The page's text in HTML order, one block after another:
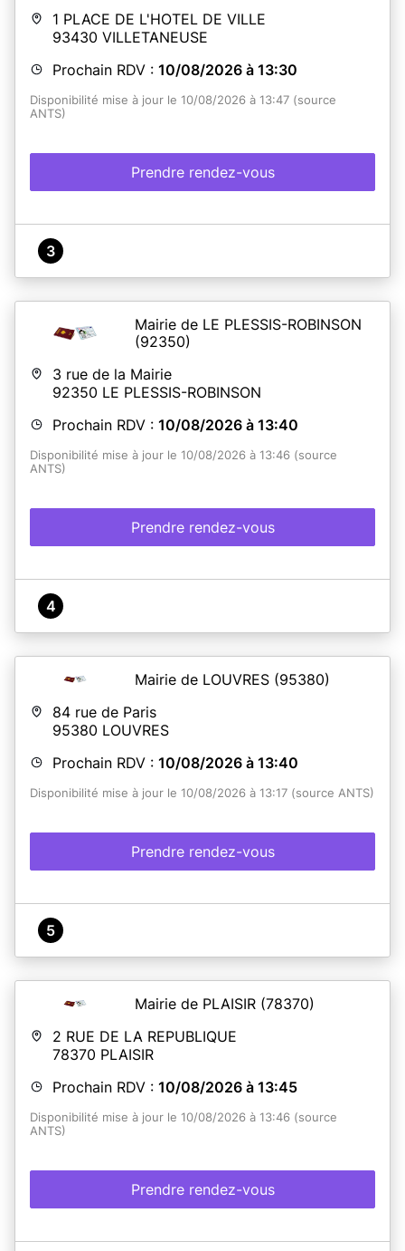
1 PLACE DE L'HOTEL DE VILLE
93430 VILLETANEUSE
Prochain RDV : 10/08/2026 à 13:30
Disponibilité mise à jour le 10/08/2026 à 13:47 (source
ANTS)
Prendre rendez-vous
3
Mairie de LE PLESSIS-ROBINSON
(92350)
3 rue de la Mairie
92350 LE PLESSIS-ROBINSON
Prochain RDV : 10/08/2026 à 13:40
Disponibilité mise à jour le 10/08/2026 à 13:46 (source
ANTS)
Prendre rendez-vous
4
Mairie de LOUVRES (95380)
84 rue de Paris
95380 LOUVRES
Prochain RDV : 10/08/2026 à 13:40
Disponibilité mise à jour le 10/08/2026 à 13:17 (source ANTS)
Prendre rendez-vous
5
Mairie de PLAISIR (78370)
2 RUE DE LA REPUBLIQUE
78370 PLAISIR
Prochain RDV : 10/08/2026 à 13:45
Disponibilité mise à jour le 10/08/2026 à 13:46 (source
ANTS)
Prendre rendez-vous